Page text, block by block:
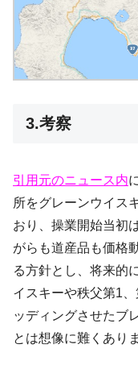
3.考察
引用元のニュース内
所をグレーンウイス
おり、操業開始当初
がらも道産品も価格
る方針とし、将来的
イスキーや秩父第1
ッディングさせたブ
とは想像に難くあり